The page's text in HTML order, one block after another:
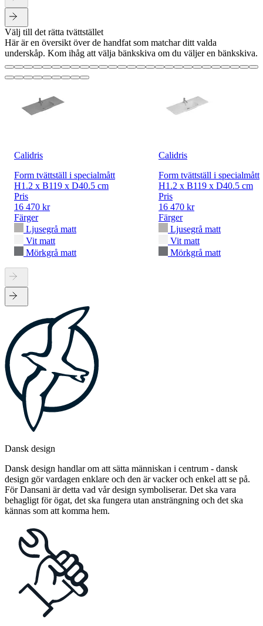
Välj till det rätta tvättstället
Här är en översikt över de handfat som matchar ditt valda
underskåp. Kom ihåg att välja bänkskiva om du väljer en bänkskiva.
Calidris
Form tvättställ i specialmått
H1.2 x B119 x D40.5 cm
Pris
16 470 kr
Färger
Ljusegrå matt
Vit matt
Mörkgrå matt
Calidris
Form tvättställ i specialmått
H1.2 x B119 x D40.5 cm
Pris
16 470 kr
Färger
Ljusegrå matt
Vit matt
Mörkgrå matt
Dansk design
Dansk design handlar om att sätta människan i centrum - dansk
design gör vardagen enklare och den är vacker och enkel att se på.
För Dansani är detta vad vår design symboliserar. Det ska vara
behagligt för ögat, det ska fungera utan ansträngning och det ska
kännas som att komma hem.